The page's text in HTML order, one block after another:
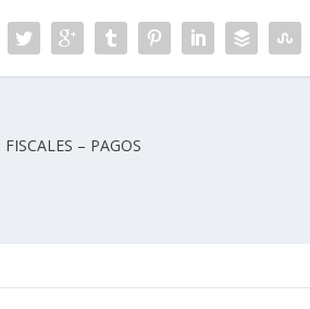
– PAGOS